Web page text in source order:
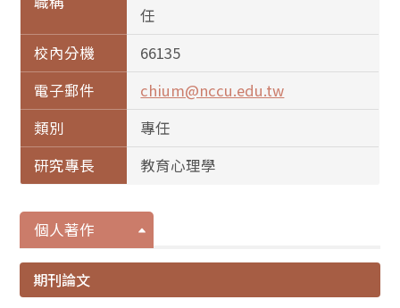
任
校內分機
66135
電子郵件
chium@nccu.edu.tw
類別
專任
研究專長
教育心理學
個人著作
期刊論文